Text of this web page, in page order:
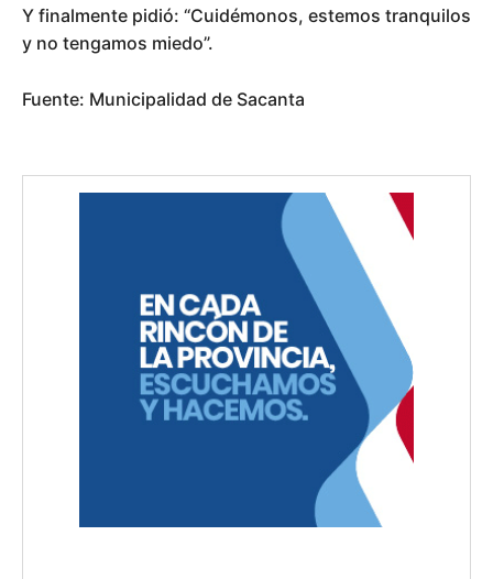
Y finalmente pidió: “Cuidémonos, estemos tranquilos
y no tengamos miedo”.
Fuente: Municipalidad de Sacanta